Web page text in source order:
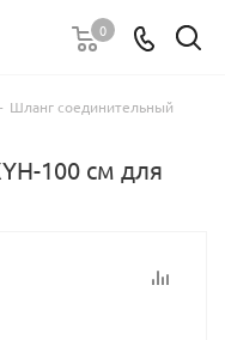
0
- Шланг соединительный
100 см для